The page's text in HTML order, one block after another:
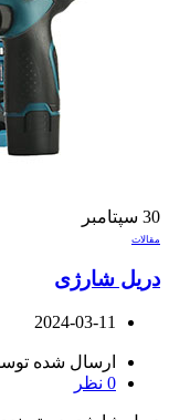
30 سپتامبر
مقالات
دریل شارژی
2024-03-11
ارسال شده
0 نظر